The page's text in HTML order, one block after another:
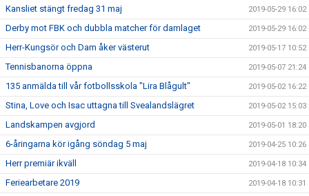
Kansliet stängt fredag 31 maj 2019-05-29 16:02
Derby mot FBK och dubbla matcher för damlaget 2019-05-29 16:02
Herr-Kungsör och Dam åker västerut 2019-05-17 10:52
Tennisbanorna öppna 2019-05-07 21:24
135 anmälda till vår fotbollsskola "Lira Blågult" 2019-05-02 16:22
Stina, Love och Isac uttagna till Svealandslägret 2019-05-02 15:03
Landskampen avgjord 2019-05-01 18:20
6-åringarna kör igång söndag 5 maj 2019-04-25 10:26
Herr premiär ikväll 2019-04-18 10:34
Feriearbetare 2019 2019-04-18 10:31